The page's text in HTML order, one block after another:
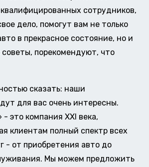
сотрудников,
дело, помогут вам не только
в прекрасное состояние, но и
порекомендуют, что
сказать: наши
для вас очень интересны.
это компания XXI века,
клиентам полный спектр всех
- от приобретения авто до
Мы можем предложить